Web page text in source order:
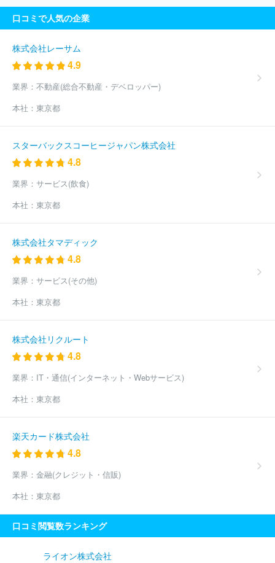
口コミで人気の企業
株式会社レーサム
4.9
業界： 不動産(総合不動産・デベロッパー)
本社： 東京都
スターバックスコーヒージャパン株式会社
4.8
業界： サービス(飲食)
本社： 東京都
株式会社タマディック
4.8
業界： サービス(その他)
本社： 東京都
株式会社リクルート
4.8
業界： IT・通信(インターネット・Webサービス)
本社： 東京都
楽天カード株式会社
4.8
業界： 金融(クレジット・信販)
本社： 東京都
口コミ閲覧数ランキング
ライオン株式会社